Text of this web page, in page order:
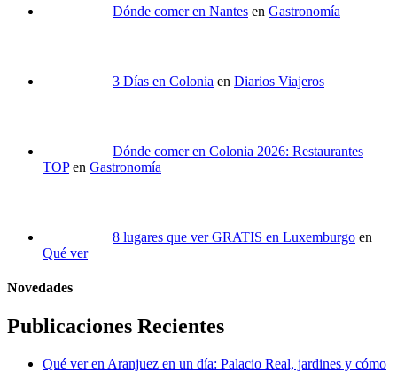
Dónde comer en Nantes en Gastronomía
3 Días en Colonia en Diarios Viajeros
Dónde comer en Colonia 2026: Restaurantes
TOP en Gastronomía
8 lugares que ver GRATIS en Luxemburgo en
Qué ver
Novedades
Publicaciones Recientes
Qué ver en Aranjuez en un día: Palacio Real, jardines y cómo